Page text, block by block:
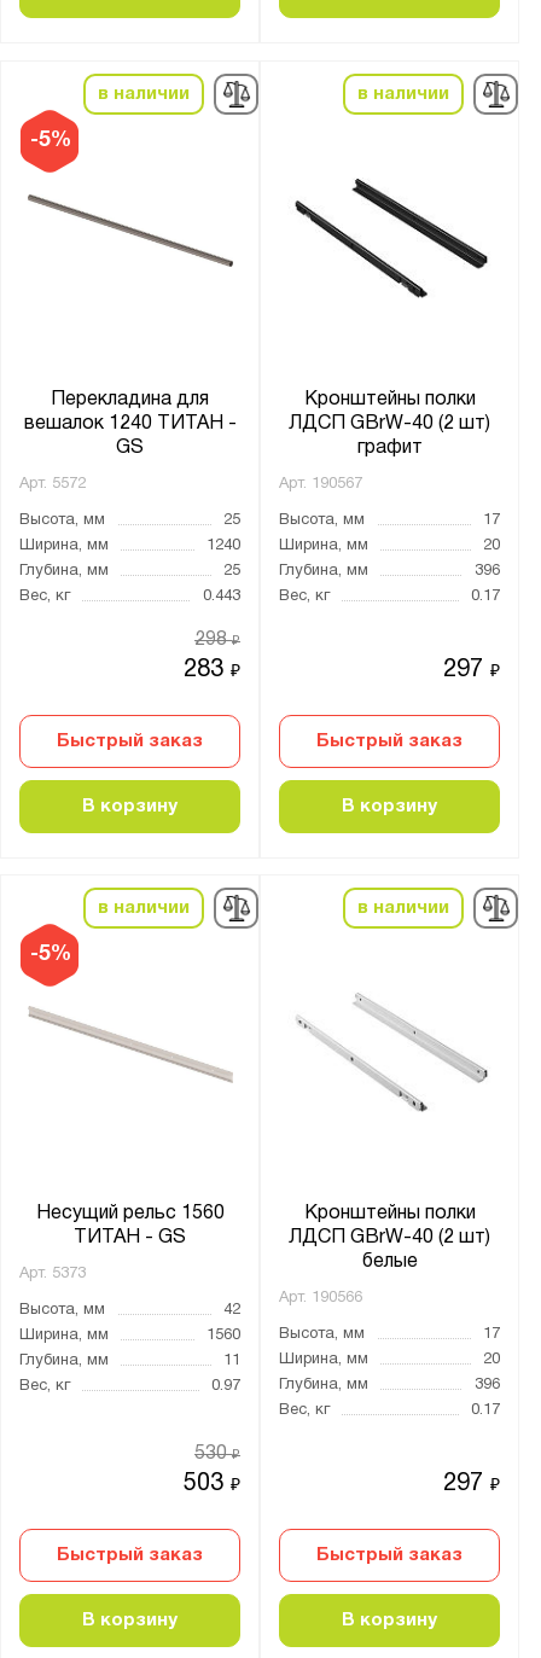
-5%
в наличии
Перекладина для
вешалок 1240 ТИТАН -
GS
Арт. 5572
Высота, мм
25
Ширина, мм
1240
Глубина, мм
25
Вес, кг
0.443
283₽
298₽
Быстрый заказ
В корзину
в наличии
Кронштейны полки
ЛДСП GBrW-40 (2 шт)
графит
Арт. 190567
Высота, мм
17
Ширина, мм
20
Глубина, мм
396
Вес, кг
0.17
297₽
Быстрый заказ
В корзину
-5%
в наличии
Несущий рельс 1560
ТИТАН - GS
Арт. 5373
Высота, мм
42
Ширина, мм
1560
Глубина, мм
11
Вес, кг
0.97
503₽
530₽
Быстрый заказ
В корзину
в наличии
Кронштейны полки
ЛДСП GBrW-40 (2 шт)
белые
Арт. 190566
Высота, мм
17
Ширина, мм
20
Глубина, мм
396
Вес, кг
0.17
297₽
Быстрый заказ
В корзину